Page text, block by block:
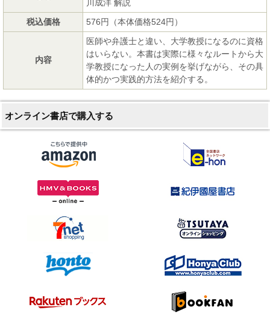
川成洋 解説
税込価格
576円（本体価格524円）
内容
医師や弁護士と違い、大学教授になるのに資格
はいらない。本書は実際に様々なルートから大
学教授になった人の実例を挙げながら、その具
体的かつ実践的方法を紹介する。
オンライン書店で購入する